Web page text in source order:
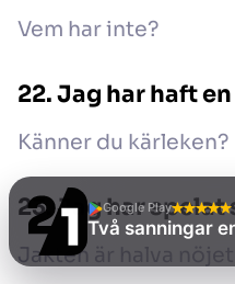
Vem har inte?
22. Jag har haft
Känner du kärleken?
23. Jag har spelat
Jakten är halva nöjet!
Google Play
Två sanningar